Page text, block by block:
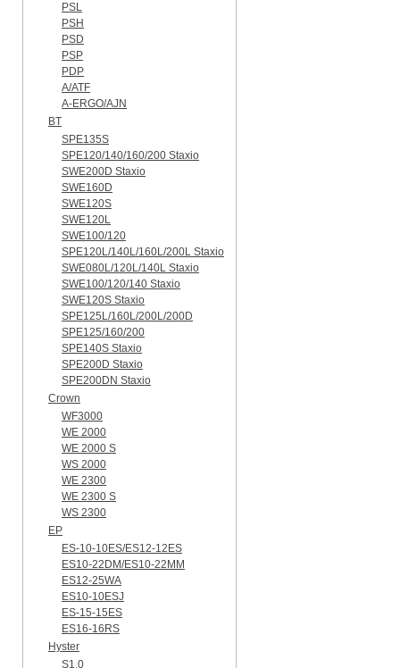
PSL
PSH
PSD
PSP
PDP
A/ATF
A-ERGO/AJN
BT
SPE135S
SPE120/140/160/200 Staxio
SWE200D Staxio
SWE160D
SWE120S
SWE120L
SWE100/120
SPE120L/140L/160L/200L Staxio
SWE080L/120L/140L Staxio
SWE100/120/140 Staxio
SWE120S Staxio
SPE125L/160L/200L/200D
SPE125/160/200
SPE140S Staxio
SPE200D Staxio
SPE200DN Staxio
Crown
WF3000
WE 2000
WE 2000 S
WS 2000
WE 2300
WE 2300 S
WS 2300
EP
ES-10-10ES/ES12-12ES
ES10-22DM/ES10-22MM
ES12-25WA
ES10-10ESJ
ES-15-15ES
ES16-16RS
Hyster
S1.0